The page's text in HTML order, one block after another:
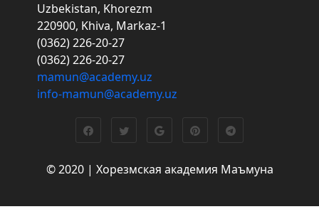
Uzbekistan, Khorezm
220900, Khiva, Markaz-1
(0362) 226-20-27
(0362) 226-20-27
mamun@academy.uz
info-mamun@academy.uz
© 2020 | Хорезмская академия Маъмуна